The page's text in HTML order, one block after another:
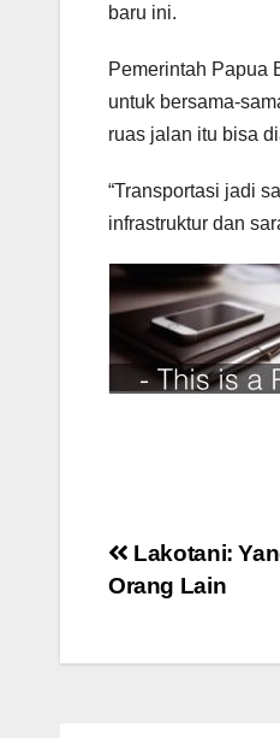
baru ini.
Pemerintah Papua
untuk bersama-
ruas jalan itu bisa
“Transportasi jadi
infrastruktur dan
Post
navigation
Lakotani:
Orang Lain